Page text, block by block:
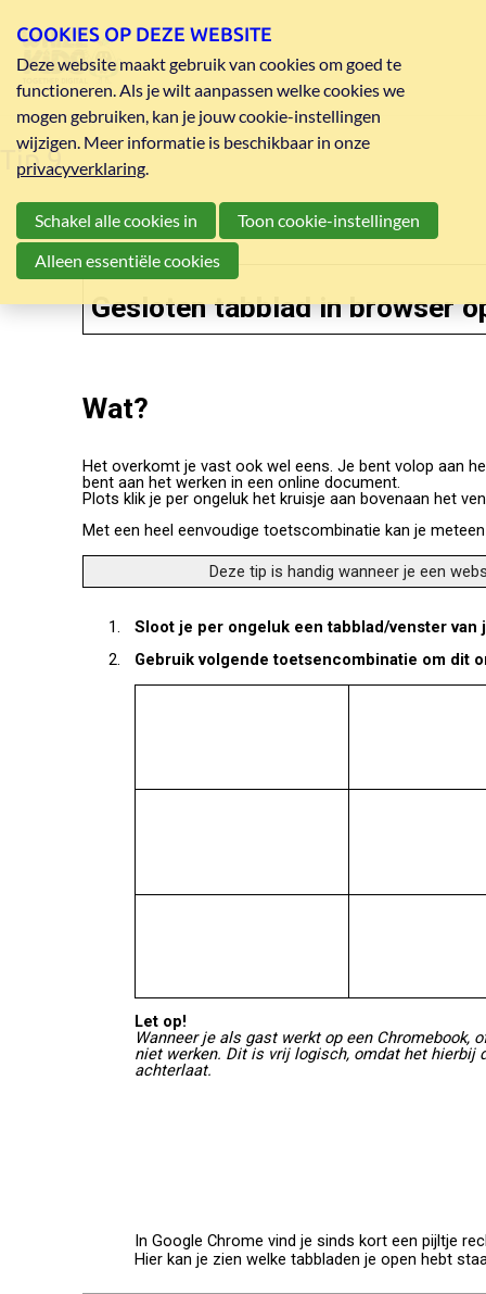
Tip 9
COOKIES OP DEZE WEBSITE
Deze website maakt gebruik van cookies om goed te
functioneren. Als je wilt aanpassen welke cookies we
mogen gebruiken, kan je jouw cookie-instellingen
wijzigen. Meer informatie is beschikbaar in onze
privacyverklaring.
Schakel alle cookies in
Toon cookie-instellingen
Alleen essentiële cookies